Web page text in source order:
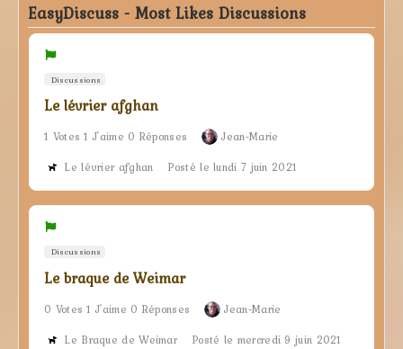
EasyDiscuss - Most Likes Discussions
Discussions
Le lévrier afghan
1 Votes 1 J'aime 0 Réponses
Jean-Marie
Le lévrier afghan
Posté le lundi 7 juin 2021
Discussions
Le braque de Weimar
0 Votes 1 J'aime 0 Réponses
Jean-Marie
Le Braque de Weimar
Posté le mercredi 9 juin 2021